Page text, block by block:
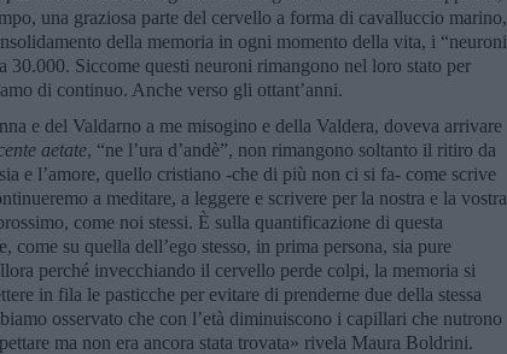
una graziosa parte del cervello a forma di cavalluccio marino,
della memoria in ogni momento della vita, i “neuroni
30.000. Siccome questi neuroni rimangono nel loro stato per
di continuo. Anche verso gli ottant’anni.
e del Valdarno a me misogino e della Valdera, doveva arrivare
aetate, “ne l’ura d’andè”, non rimangono soltanto il ritiro da
e l’amore, quello cristiano -che di più non ci si fa- come scrive
a meditare, a leggere e scrivere per la nostra e la vostra
come noi stessi. È sulla quantificazione di questa
come su quella dell’ego stesso, in prima persona, sia pure
perché invecchiando il cervello perde colpi, la memoria si
in fila le pasticche per evitare di prenderne due della stessa
osservato che con l’età diminuiscono i capillari che nutrono
ma non era ancora stata trovata» rivela Maura Boldrini.